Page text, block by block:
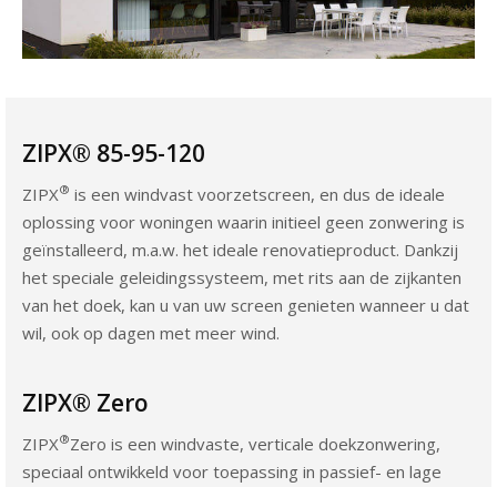
ZIPX® 85-95-120
ZIPX® is een windvast voorzetscreen, en dus de ideale
oplossing voor woningen waarin initieel geen zonwering is
geïnstalleerd, m.a.w. het ideale renovatieproduct. Dankzij
het speciale geleidingssysteem, met rits aan de zijkanten
van het doek, kan u van uw screen genieten wanneer u dat
wil, ook op dagen met meer wind.
ZIPX® Zero
ZIPX®Zero is een windvaste, verticale doekzonwering,
speciaal ontwikkeld voor toepassing in passief- en lage